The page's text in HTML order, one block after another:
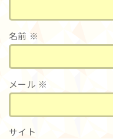
名前 ※
メール ※
サイト